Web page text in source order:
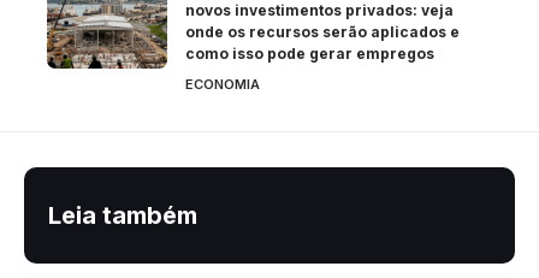
novos investimentos privados: veja
onde os recursos serão aplicados e
como isso pode gerar empregos
ECONOMIA
Leia também